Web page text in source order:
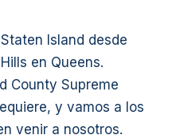
Island desde
en Queens.
County Supreme
y vamos a los
venir a nosotros.